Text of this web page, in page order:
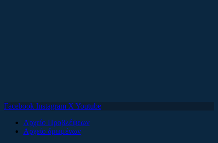
Facebook Instagram X Youtube
Αρχείο Προβλέψεων
Αρχείο δρωμένων